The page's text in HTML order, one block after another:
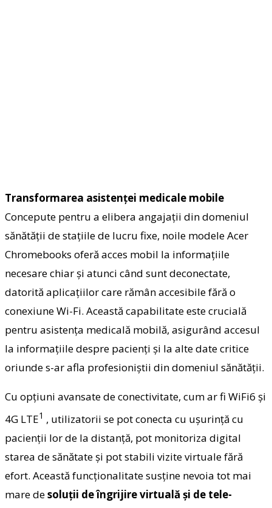
Transformarea asistenței medicale mobile
Concepute pentru a elibera angajații din domeniul
sănătății de stațiile de lucru fixe, noile modele Acer
Chromebooks oferă acces mobil la informațiile
necesare chiar și atunci când sunt deconectate,
datorită aplicațiilor care rămân accesibile fără o
conexiune Wi-Fi. Această capabilitate este crucială
pentru asistența medicală mobilă, asigurând accesul
la informațiile despre pacienți și la alte date critice
oriunde s-ar afla profesioniștii din domeniul sănătății.
Cu opțiuni avansate de conectivitate, cum ar fi WiFi6 și
4G LTE1 , utilizatorii se pot conecta cu ușurință cu
pacienții lor de la distanță, pot monitoriza digital
starea de sănătate și pot stabili vizite virtuale fără
efort. Această funcționalitate susține nevoia tot mai
mare desoluții de îngrijire virtuală și de tele-